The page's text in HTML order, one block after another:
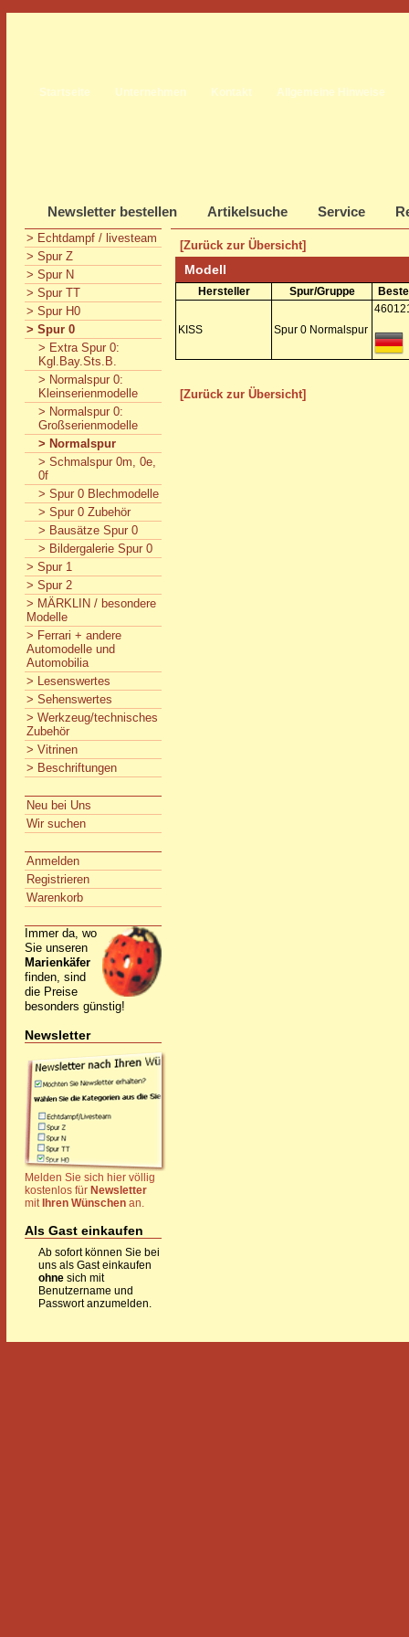
Startseite Unternehmen Kontakt Allgemeine Hinweise
Newsletter bestellen Artikelsuche Service
> Echtdampf / livesteam
> Spur Z
> Spur N
> Spur TT
> Spur H0
> Spur 0
> Extra Spur 0:
Kgl.Bay.Sts.B.
> Normalspur 0:
Kleinserienmodelle
> Normalspur 0:
Großserienmodelle
> Normalspur
> Schmalspur 0m, 0e,
0f
> Spur 0 Blechmodelle
> Spur 0 Zubehör
> Bausätze Spur 0
> Bildergalerie Spur 0
> Spur 1
> Spur 2
> MÄRKLIN / besondere
Modelle
> Ferrari + andere
Automodelle und
Automobilia
> Lesenswertes
> Sehenswertes
> Werkzeug/technisches
Zubehör
> Vitrinen
> Beschriftungen
Neu bei Uns
Wir suchen
Anmelden
Registrieren
Warenkorb
Immer da, wo
Sie unseren
Marienkäfer
finden, sind
die Preise
besonders günstig!
Newsletter
Melden Sie sich hier völlig
kostenlos für Newsletter
mit Ihren Wünschen an.
Als Gast einkaufen
Ab sofort können Sie bei
uns als Gast einkaufen
ohne sich mit
Benutzername und
Passwort anzumelden.
[Zurück zur Übersicht]
Modell
Hersteller Spur/Gruppe
KISS Spur 0 Normalspur
[Zurück zur Übersicht]